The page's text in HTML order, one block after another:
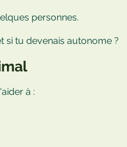
personnes.
si tu devenais autonome ?
à :